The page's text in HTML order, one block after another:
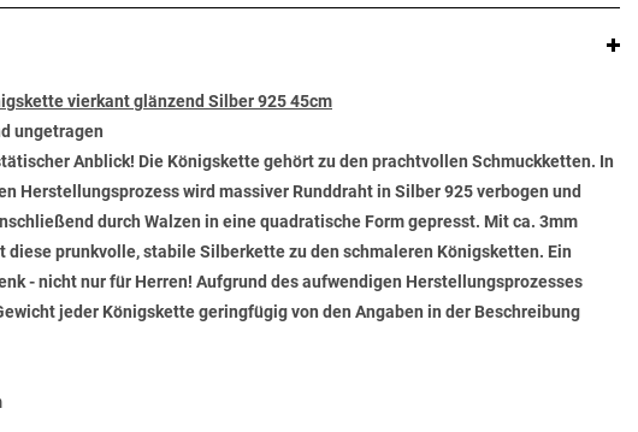
vierkant glänzend Silber 925 45cm
ungetragen
Anblick! Die Königskette gehört zu den prachtvollen Schmuckketten. In
Herstellungsprozess wird massiver Runddraht in Silber 925 verbogen und
durch Walzen in eine quadratische Form gepresst. Mit ca. 3mm
diese prunkvolle, stabile Silberkette zu den schmaleren Königsketten. Ein
- nicht nur für Herren! Aufgrund des aufwendigen Herstellungsprozesses
jeder Königskette geringfügig von den Angaben in der Beschreibung